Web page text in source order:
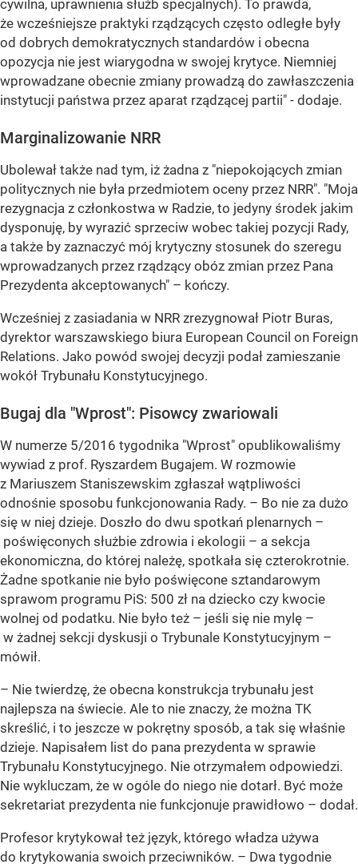
cywilna, uprawnienia służb specjalnych). To prawda,
że wcześniejsze praktyki rządzących często odległe były
od dobrych demokratycznych standardów i obecna
opozycja nie jest wiarygodna w swojej krytyce. Niemniej
wprowadzane obecnie zmiany prowadzą do zawłaszczenia
instytucji państwa przez aparat rządzącej partii" - dodaje.
Marginalizowanie NRR
Ubolewał także nad tym, iż żadna z "niepokojących zmian
politycznych nie była przedmiotem oceny przez NRR". "Moja
rezygnacja z członkostwa w Radzie, to jedyny środek jakim
dysponuję, by wyrazić sprzeciw wobec takiej pozycji Rady,
a także by zaznaczyć mój krytyczny stosunek do szeregu
wprowadzanych przez rządzący obóz zmian przez Pana
Prezydenta akceptowanych" – kończy.
Wcześniej z zasiadania w NRR zrezygnował Piotr Buras,
dyrektor warszawskiego biura European Council on Foreign
Relations. Jako powód swojej decyzji podał zamieszanie
wokół Trybunału Konstytucyjnego.
Bugaj dla "Wprost": Pisowcy zwariowali
W numerze 5/2016 tygodnika "Wprost" opublikowaliśmy
wywiad z prof. Ryszardem Bugajem. W rozmowie
z Mariuszem Staniszewskim zgłaszał wątpliwości
odnośnie sposobu funkcjonowania Rady. – Bo nie za dużo
się w niej dzieje. Doszło do dwu spotkań plenarnych –
poświęconych służbie zdrowia i ekologii – a sekcja
ekonomiczna, do której należę, spotkała się czterokrotnie.
Żadne spotkanie nie było poświęcone sztandarowym
sprawom programu PiS: 500 zł na dziecko czy kwocie
wolnej od podatku. Nie było też – jeśli się nie mylę –
w żadnej sekcji dyskusji o Trybunale Konstytucyjnym –
mówił.
– Nie twierdzę, że obecna konstrukcja trybunału jest
najlepsza na świecie. Ale to nie znaczy, że można TK
skreślić, i to jeszcze w pokrętny sposób, a tak się właśnie
dzieje. Napisałem list do pana prezydenta w sprawie
Trybunału Konstytucyjnego. Nie otrzymałem odpowiedzi.
Nie wykluczam, że w ogóle do niego nie dotarł. Być może
sekretariat prezydenta nie funkcjonuje prawidłowo – dodał.
Profesor krytykował też język, którego władza używa
do krytykowania swoich przeciwników. – Dwa tygodnie